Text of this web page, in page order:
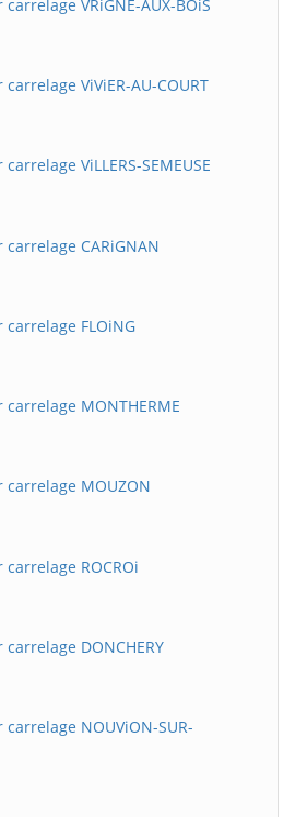
VRiGNE-AUX-BOiS
ViViER-AU-COURT
ViLLERS-SEMEUSE
CARiGNAN
FLOiNG
MONTHERME
MOUZON
ROCROi
DONCHERY
NOUViON-SUR-